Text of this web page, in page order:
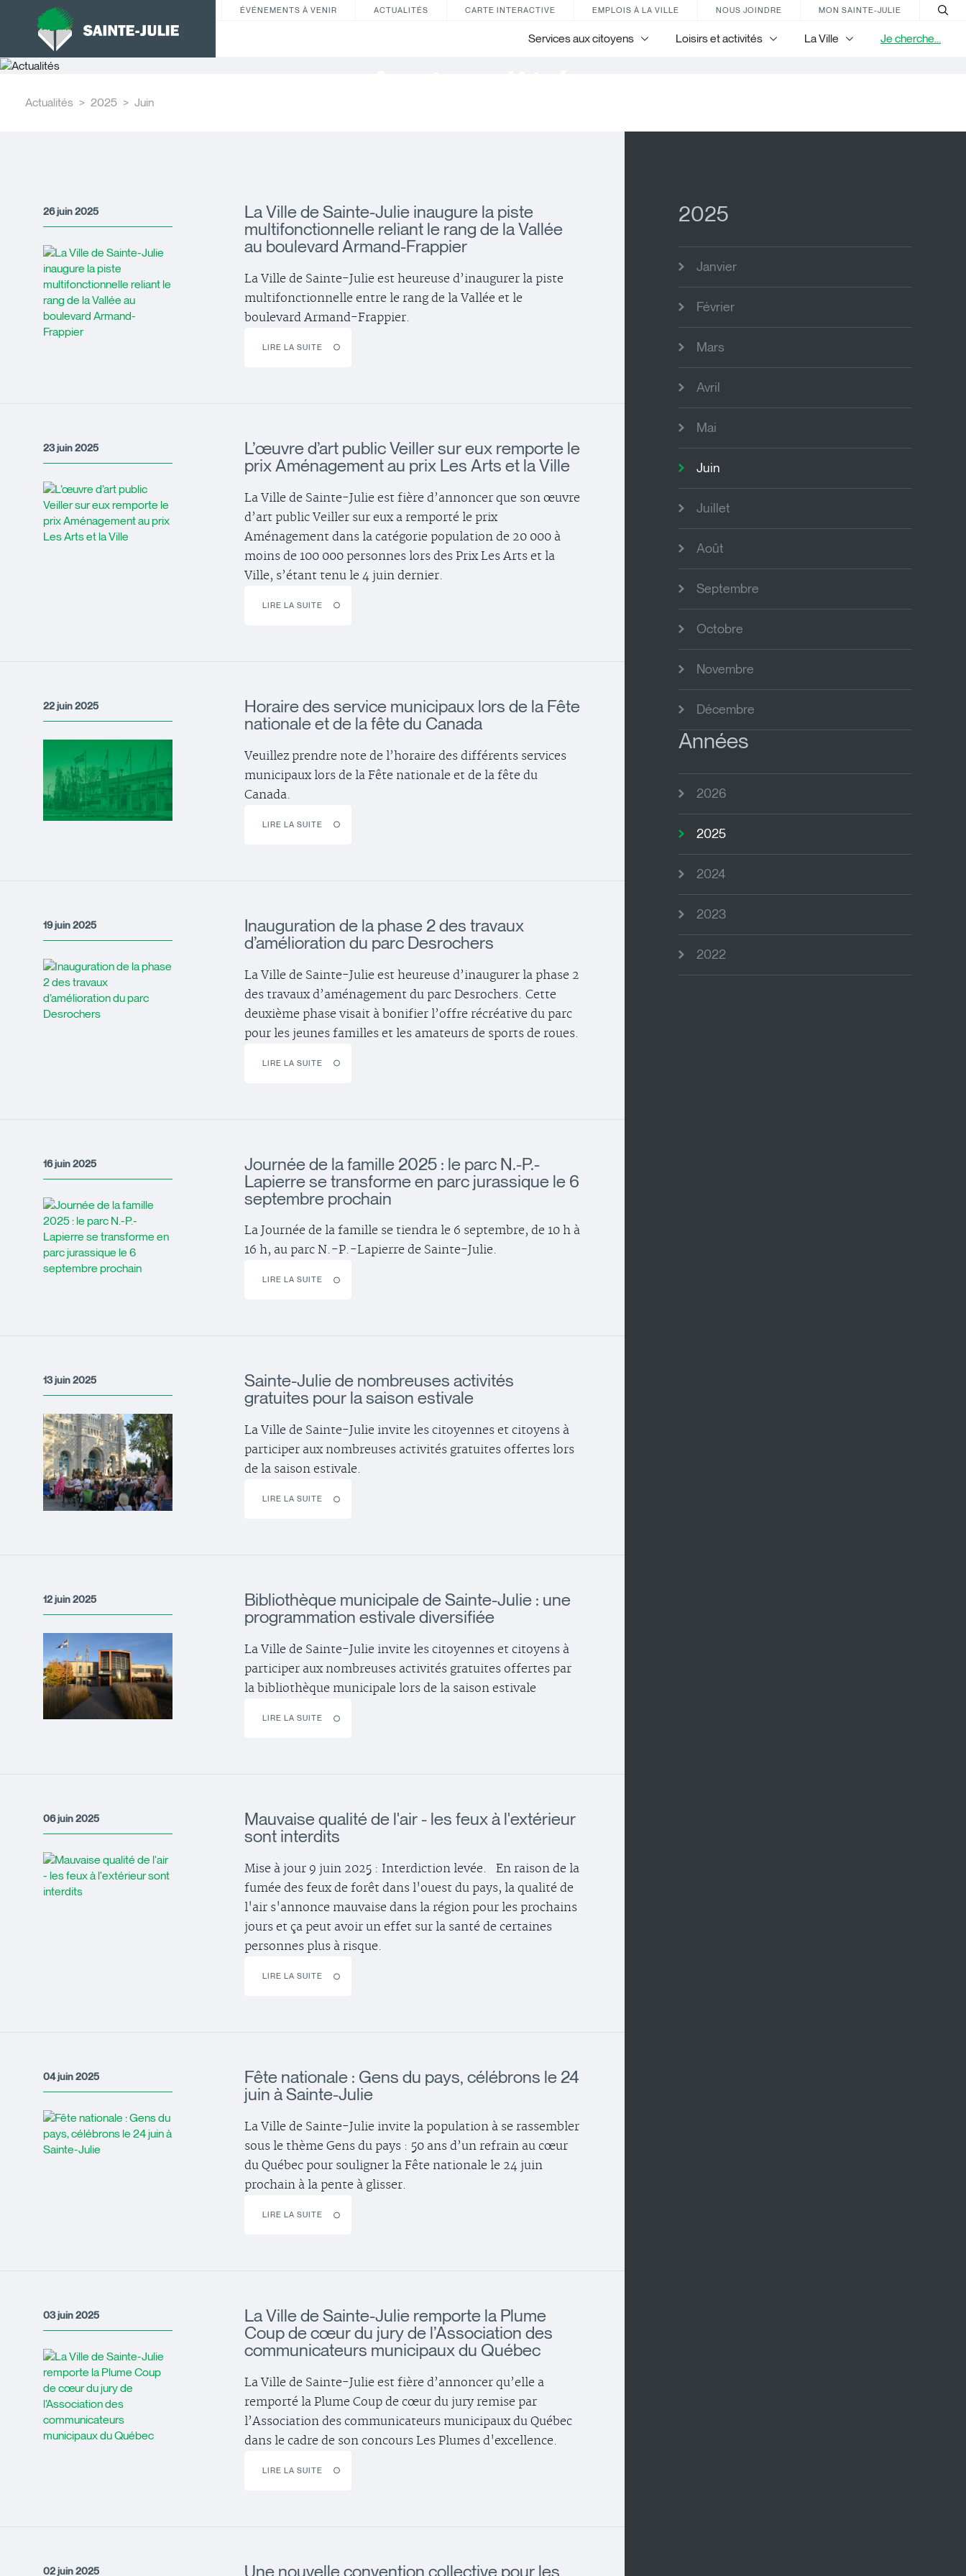
ÉVÉNEMENTS À VENIR ACTUALITÉS CARTE INTERACTIVE EMPLOIS À LA VILLE NOUS JOINDRE MON SAINTE-JULIE
Services aux citoyens Loisirs et activités La Ville Je cherche...
Actualités 2025 Juin
26 juin 2025
La Ville de Sainte-Julie inaugure la piste
multifonctionnelle reliant le rang de la Vallée
au boulevard Armand-Frappier
La Ville de Sainte-Julie est heureuse d’inaugurer la piste
multifonctionnelle entre le rang de la Vallée et le
boulevard Armand-Frappier.
LIRE LA SUITE
23 juin 2025
L’œuvre d’art public Veiller sur eux remporte le
prix Aménagement au prix Les Arts et la Ville
La Ville de Sainte-Julie est fière d’annoncer que son œuvre
d’art public Veiller sur eux a remporté le prix
Aménagement dans la catégorie population de 20 000 à
moins de 100 000 personnes lors des Prix Les Arts et la
Ville, s’étant tenu le 4 juin dernier.
LIRE LA SUITE
22 juin 2025
Horaire des service municipaux lors de la Fête
nationale et de la fête du Canada
Veuillez prendre note de l’horaire des différents services
municipaux lors de la Fête nationale et de la fête du
Canada.
LIRE LA SUITE
19 juin 2025
Inauguration de la phase 2 des travaux
d’amélioration du parc Desrochers
La Ville de Sainte-Julie est heureuse d’inaugurer la phase 2
des travaux d’aménagement du parc Desrochers. Cette
deuxième phase visait à bonifier l’offre récréative du parc
pour les jeunes familles et les amateurs de sports de roues.
LIRE LA SUITE
16 juin 2025
Journée de la famille 2025 : le parc N.-P.-
Lapierre se transforme en parc jurassique le 6
septembre prochain
La Journée de la famille se tiendra le 6 septembre, de 10 h à
16 h, au parc N.-P.-Lapierre de Sainte-Julie.
LIRE LA SUITE
13 juin 2025
Sainte-Julie de nombreuses activités
gratuites pour la saison estivale
La Ville de Sainte-Julie invite les citoyennes et citoyens à
participer aux nombreuses activités gratuites offertes lors
de la saison estivale.
LIRE LA SUITE
12 juin 2025
Bibliothèque municipale de Sainte-Julie : une
programmation estivale diversifiée
La Ville de Sainte-Julie invite les citoyennes et citoyens à
participer aux nombreuses activités gratuites offertes par
la bibliothèque municipale lors de la saison estivale
LIRE LA SUITE
06 juin 2025
Mauvaise qualité de l'air - les feux à l'extérieur
sont interdits
Mise à jour 9 juin 2025 : Interdiction levée. En raison de la
fumée des feux de forêt dans l'ouest du pays, la qualité de
l'air s'annonce mauvaise dans la région pour les prochains
jours et ça peut avoir un effet sur la santé de certaines
personnes plus à risque.
LIRE LA SUITE
04 juin 2025
Fête nationale : Gens du pays, célébrons le 24
juin à Sainte-Julie
La Ville de Sainte-Julie invite la population à se rassembler
sous le thème Gens du pays : 50 ans d’un refrain au cœur
du Québec pour souligner la Fête nationale le 24 juin
prochain à la pente à glisser.
LIRE LA SUITE
03 juin 2025
La Ville de Sainte-Julie remporte la Plume
Coup de cœur du jury de l’Association des
communicateurs municipaux du Québec
La Ville de Sainte-Julie est fière d’annoncer qu’elle a
remporté la Plume Coup de cœur du jury remise par
l’Association des communicateurs municipaux du Québec
dans le cadre de son concours Les Plumes d'excellence.
LIRE LA SUITE
02 juin 2025 Une nouvelle convention collective pour les
2025
Janvier
Février
Mars
Avril
Mai
Juin
Juillet
Août
Septembre
Octobre
Novembre
Décembre
Années
2026
2025
2024
2023
2022